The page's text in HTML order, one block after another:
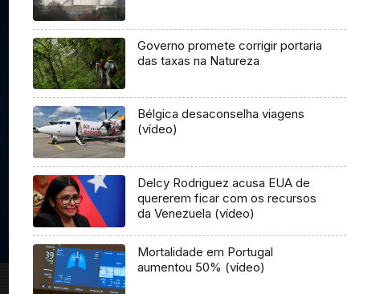
Governo promete corrigir portaria
das taxas na Natureza
Bélgica desaconselha viagens
(vídeo)
Delcy Rodriguez acusa EUA de
quererem ficar com os recursos
da Venezuela (vídeo)
Mortalidade em Portugal
aumentou 50% (vídeo)